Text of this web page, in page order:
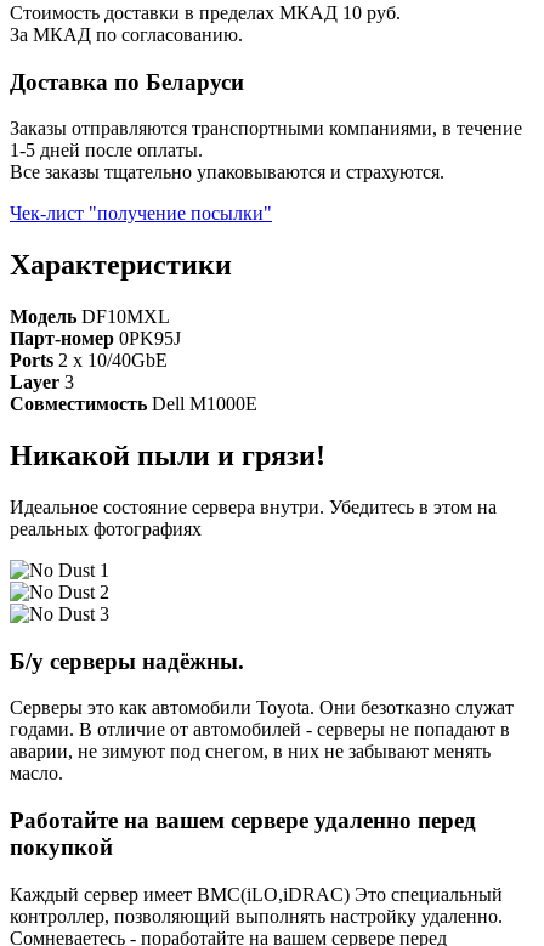
Стоимость доставки в пределах МКАД 10 руб.
За МКАД по согласованию.
Доставка по Беларуси
Заказы отправляются транспортными компаниями, в течение
1-5 дней после оплаты.
Все заказы тщательно упаковываются и страхуются.
Чек-лист "получение посылки"
Характеристики
Модель DF10MXL
Парт-номер 0PK95J
Ports 2 x 10/40GbE
Layer 3
Совместимость Dell M1000E
Никакой пыли и грязи!
Идеальное состояние сервера внутри. Убедитесь в этом на
реальных фотографиях
Б/у серверы надёжны.
Серверы это как автомобили Toyota. Они безотказно служат
годами. В отличие от автомобилей - серверы не попадают в
аварии, не зимуют под снегом, в них не забывают менять
масло.
Работайте на вашем сервере удаленно перед
покупкой
Каждый сервер имеет BMC(iLO,iDRAC) Это специальный
контроллер, позволяющий выполнять настройку удаленно.
Сомневаетесь - поработайте на вашем сервере перед